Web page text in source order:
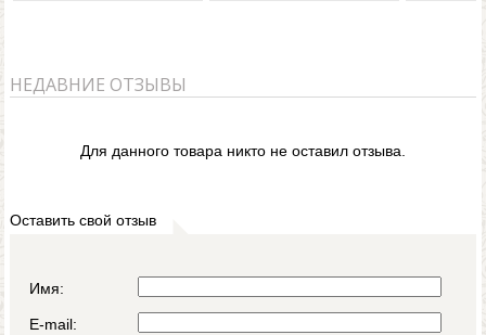
НЕДАВНИЕ ОТЗЫВЫ
Для данного товара никто не оставил отзыва.
Оставить свой отзыв
Имя:
E-mail: